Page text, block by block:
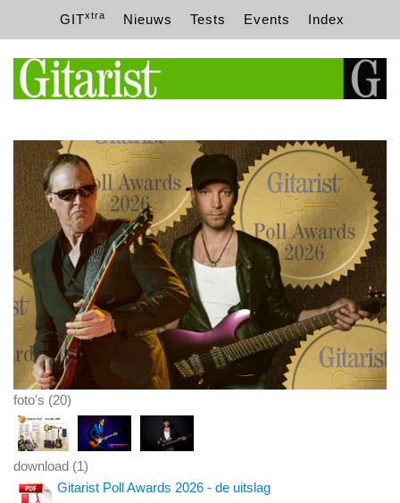
GITxtra Nieuws Tests Events Index
foto's (20)
download (1)
Gitarist Poll Awards 2026 - de uitslag